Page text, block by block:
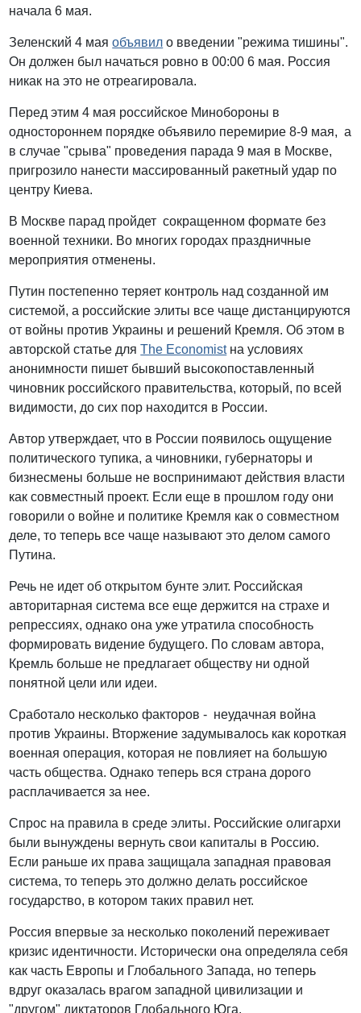
начала 6 мая.
Зеленский 4 маяобъявил о введении "режима тишины".
Он должен был начаться ровно в 00:00 6 мая. Россия
никак на это не отреагировала.
Перед этим 4 мая российское Минобороны в
одностороннем порядке объявило перемирие 8-9 мая, а
в случае "срыва" проведения парада 9 мая в Москве,
пригрозило нанести массированный ракетный удар по
центру Киева.
В Москве парад пройдет сокращенном формате без
военной техники. Во многих городах праздничные
мероприятия отменены.
Путин постепенно теряет контроль над созданной им
системой, а российские элиты все чаще дистанцируются
от войны против Украины и решений Кремля. Об этом в
авторской статье дляThe Economistна условиях
анонимности пишет бывший высокопоставленный
чиновник российского правительства, который, по всей
видимости, до сих пор находится в России.
Автор утверждает, что в России появилось ощущение
политического тупика, а чиновники, губернаторы и
бизнесмены больше не воспринимают действия власти
как совместный проект. Если еще в прошлом году они
говорили о войне и политике Кремля как о совместном
деле, то теперь все чаще называют это делом самого
Путина.
Речь не идет об открытом бунте элит. Российская
авторитарная система все еще держится на страхе и
репрессиях, однако она уже утратила способность
формировать видение будущего. По словам автора,
Кремль больше не предлагает обществу ни одной
понятной цели или идеи.
Сработало несколько факторов - неудачная война
против Украины. Вторжение задумывалось как короткая
военная операция, которая не повлияет на большую
часть общества. Однако теперь вся страна дорого
расплачивается за нее.
Спрос на правила в среде элиты. Российские олигархи
были вынуждены вернуть свои капиталы в Россию.
Если раньше их права защищала западная правовая
система, то теперь это должно делать российское
государство, в котором таких правил нет.
Россия впервые за несколько поколений переживает
кризис идентичности. Исторически она определяла себя
как часть Европы и Глобального Запада, но теперь
вдруг оказалась врагом западной цивилизации и
"другом" диктаторов Глобального Юга.